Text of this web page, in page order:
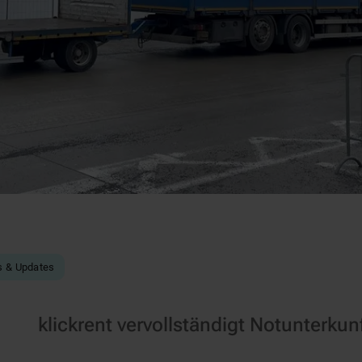
& Updates
klickrent vervollständigt